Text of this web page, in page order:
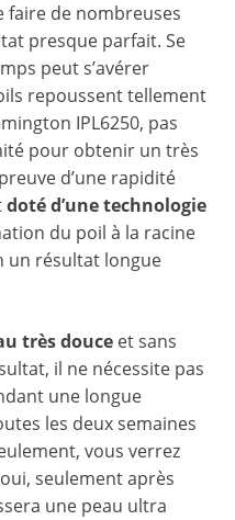
faire de nombreuses
presque parfait. Se
peut s’avérer
repoussent tellement
IPL6250, pas
pour obtenir un très
d’une rapidité
doté d’une technologie
du poil à la racine
un résultat longue
très douce et sans
il ne nécessite pas
une longue
les deux semaines
vous verrez
seulement après
une peau ultra